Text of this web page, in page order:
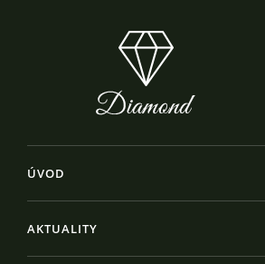
ÚVOD
AKTUALITY